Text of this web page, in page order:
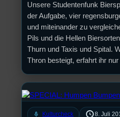
Unsere Studentenfunk
der Aufgabe, vier
und miteinander zu
Pils und die Hellen
Thurn und Taxis und Spital.
Thron besteigt, erfahrt ihr
mic Kulturcheck 8. Juli